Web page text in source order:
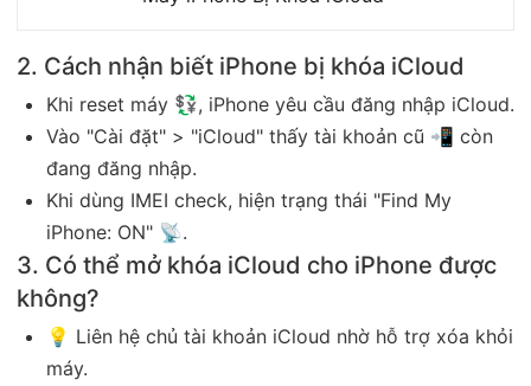
2. Cách nhận biết iPhone bị khóa iCloud
Khi reset máy 💱, iPhone yêu cầu đăng nhập iCloud.
Vào "Cài đặt" > "iCloud" thấy tài khoản cũ 📲 còn
đang đăng nhập.
Khi dùng IMEI check, hiện trạng thái "Find My
iPhone: ON" 📡.
3. Có thể mở khóa iCloud cho iPhone được
không?
💡 Liên hệ chủ tài khoản iCloud nhờ hỗ trợ xóa khỏi
máy.